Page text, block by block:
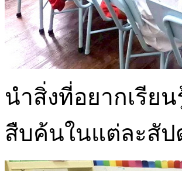
นำสิ่งที่อยากเรีย
สืบค้นในแต่ละสัป